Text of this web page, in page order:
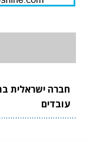
חברה ישראלית
עובדים